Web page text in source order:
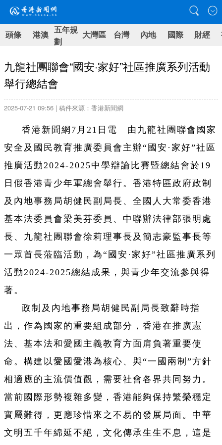
頭條 港澳 五年規
劃
大灣區 台灣 內地 國際 財經
九龍社團聯會“國安·家好”社區推廣系列活動
舉行總結會
2025-07-21 09:56 | 稿件來源：香港新聞網
香港新聞網7月21日電 由九龍社團聯會國家
安全及國民教育推廣委員會主辦“國安·家好”社區
推廣活動2024-2025中學辯論比賽暨總結會於19
日假香港青少年軍總會舉行。香港特區政府政制
及內地事務局胡健民副局長、全國人大常委香港
基本法委員會梁美芬委員、中聯辦法律部張明處
長、九龍社團聯會徐莉理事長及簡志豪監事長等
一眾首長蒞臨活動，為“國安·家好”社區推廣系列
活動2024-2025總結成果，與青少年交流參與得
著。
政制及內地事務局胡健民副局長致辭時指
出，作為國家的重要組成部分，香港在推廣憲
法、基本法和愛國主義教育方面肩負著重要使
命。構建以愛國愛港為核心、與“一國兩制”方針
相適應的主流價值觀，需要社會各界共同努力。
當前國際形勢複雜多變，香港能夠保持繁榮穩定
實屬難得，更應珍惜來之不易的發展局面。中華
文明五千年綿延不絕，文化傳承生生不息，這是